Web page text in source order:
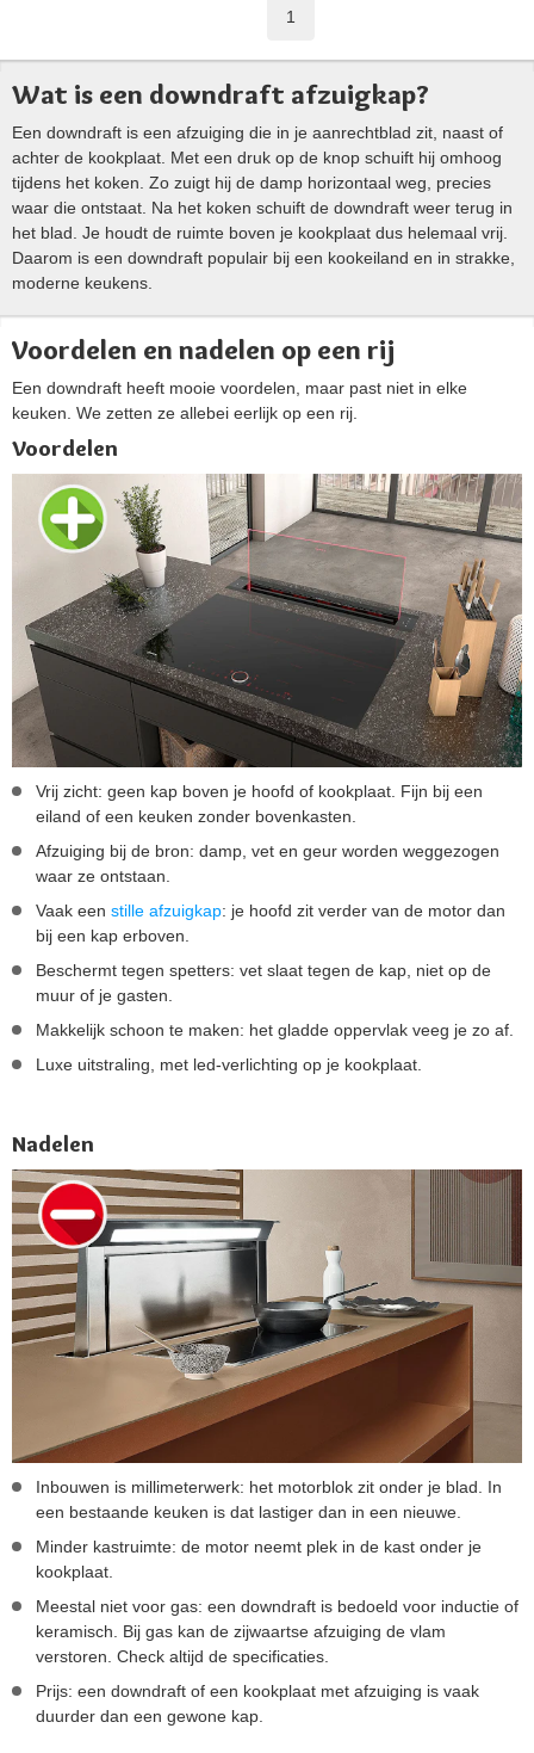
1
Wat is een downdraft afzuigkap?
Een downdraft is een afzuiging die in je aanrechtblad zit, naast of
achter de kookplaat. Met een druk op de knop schuift hij omhoog
tijdens het koken. Zo zuigt hij de damp horizontaal weg, precies
waar die ontstaat. Na het koken schuift de downdraft weer terug in
het blad. Je houdt de ruimte boven je kookplaat dus helemaal vrij.
Daarom is een downdraft populair bij een kookeiland en in strakke,
moderne keukens.
Voordelen en nadelen op een rij
Een downdraft heeft mooie voordelen, maar past niet in elke
keuken. We zetten ze allebei eerlijk op een rij.
Voordelen
Vrij zicht: geen kap boven je hoofd of kookplaat. Fijn bij een
eiland of een keuken zonder bovenkasten.
Afzuiging bij de bron: damp, vet en geur worden weggezogen
waar ze ontstaan.
Vaak een stille afzuigkap: je hoofd zit verder van de motor dan
bij een kap erboven.
Beschermt tegen spetters: vet slaat tegen de kap, niet op de
muur of je gasten.
Makkelijk schoon te maken: het gladde oppervlak veeg je zo af.
Luxe uitstraling, met led-verlichting op je kookplaat.
Nadelen
Inbouwen is millimeterwerk: het motorblok zit onder je blad. In
een bestaande keuken is dat lastiger dan in een nieuwe.
Minder kastruimte: de motor neemt plek in de kast onder je
kookplaat.
Meestal niet voor gas: een downdraft is bedoeld voor inductie of
keramisch. Bij gas kan de zijwaartse afzuiging de vlam
verstoren. Check altijd de specificaties.
Prijs: een downdraft of een kookplaat met afzuiging is vaak
duurder dan een gewone kap.